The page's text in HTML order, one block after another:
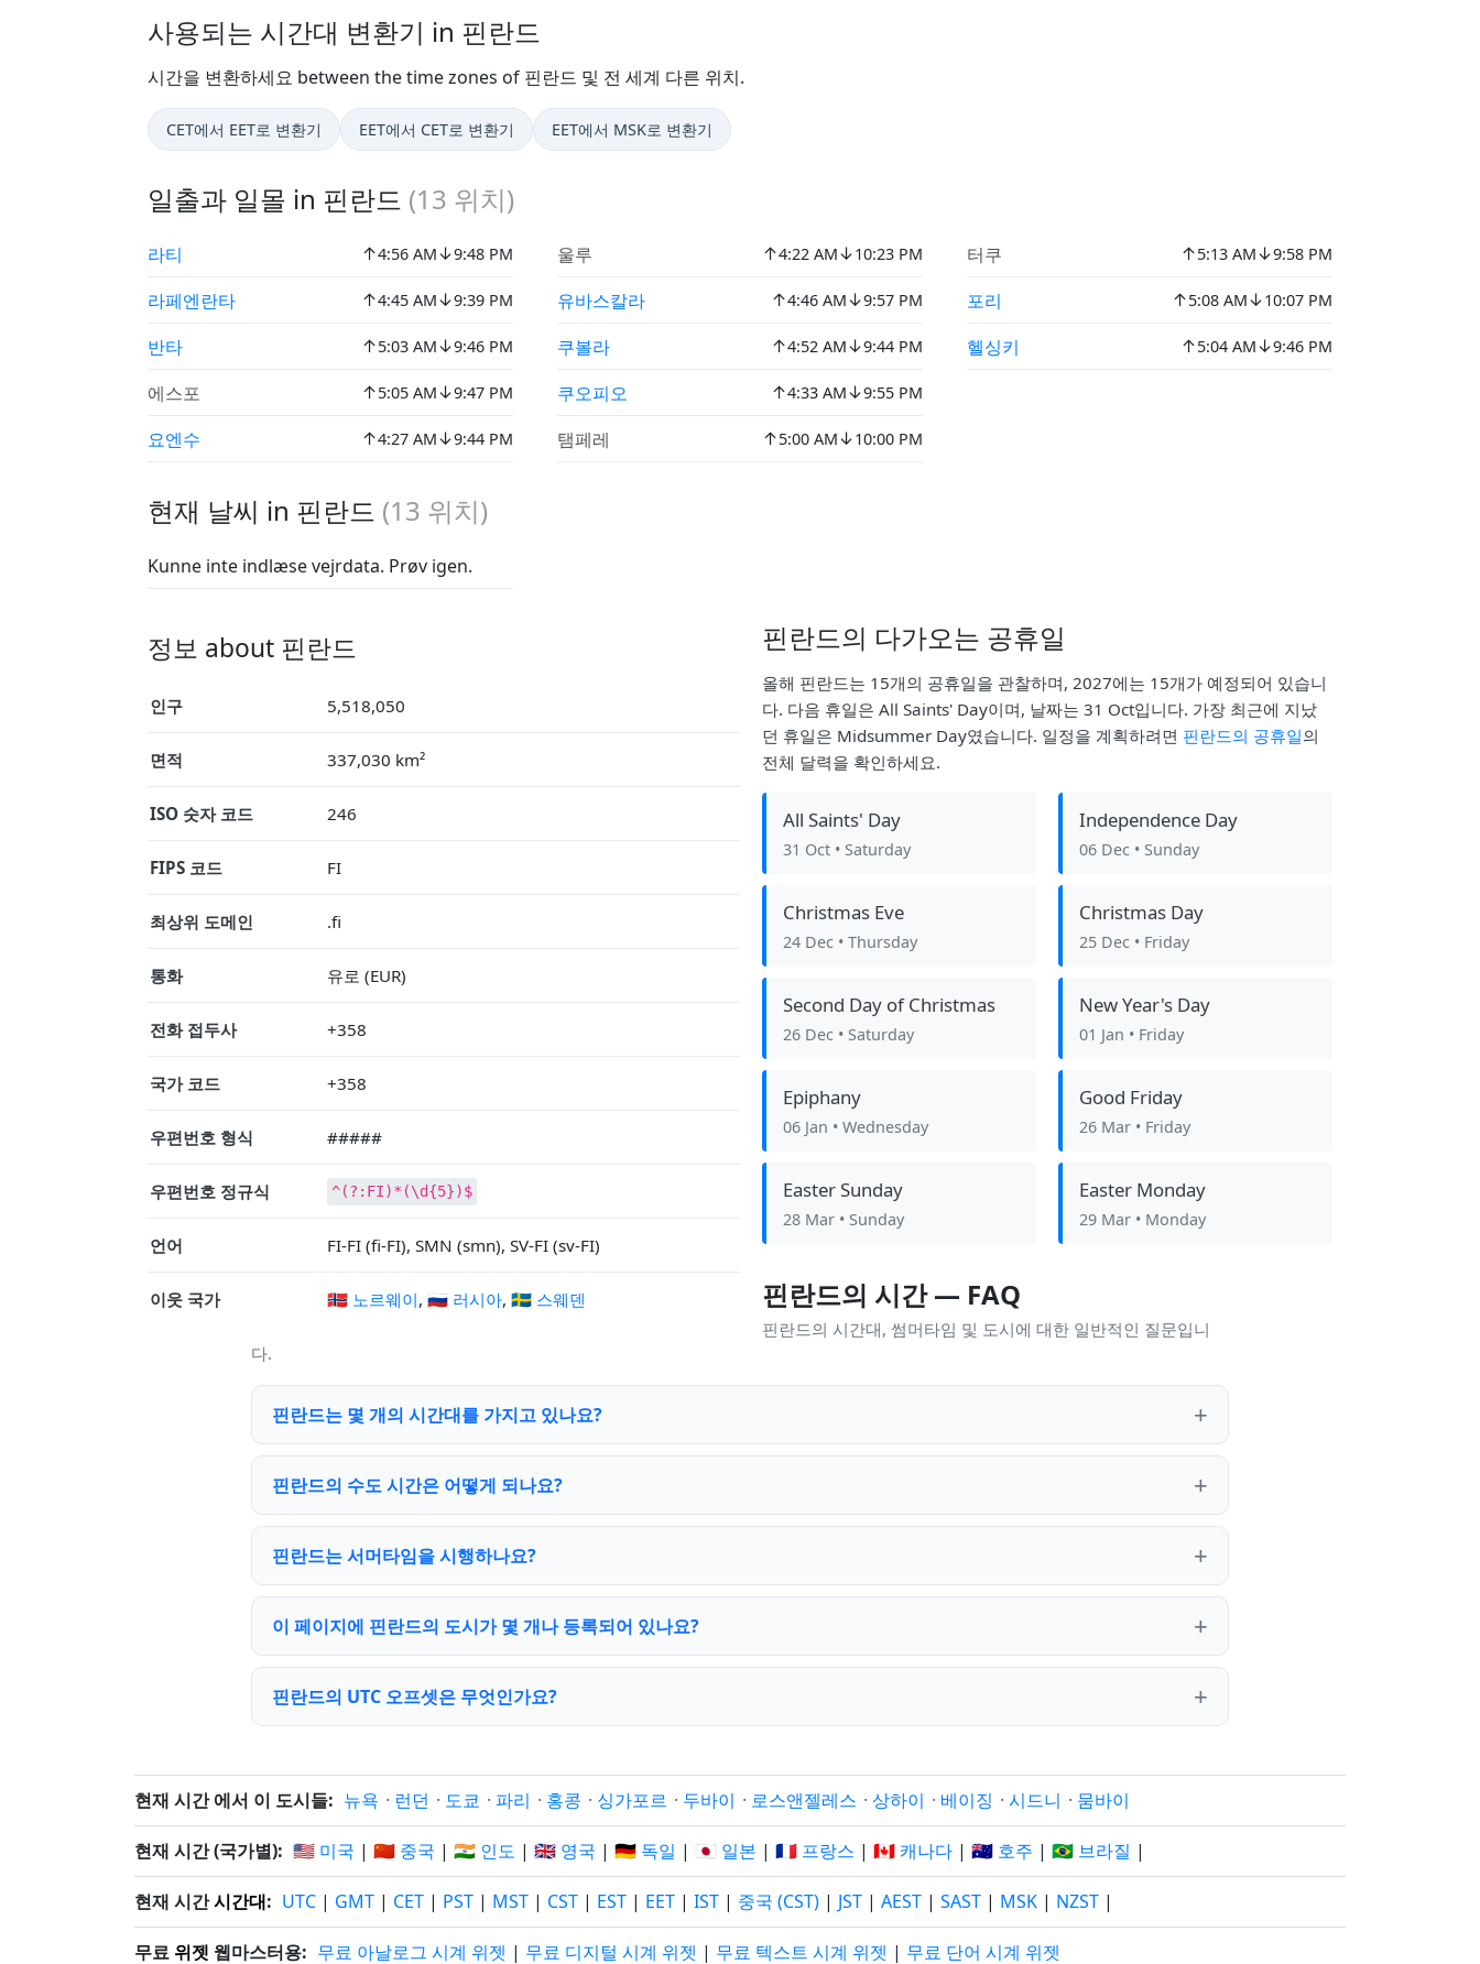
사용되는 시간대 변환기 in 핀란드
시간을 변환하세요 between the time zones of 핀란드 및 전 세계 다른 위치.
CET에서 EET로 변환기 EET에서 CET로 변환기 EET에서 MSK로 변환기
일출과 일몰 in 핀란드 (13 위치)
라티 ↑4:56 AM↓9:48 PM
라페엔란타 ↑4:45 AM↓9:39 PM
반타 ↑5:03 AM↓9:46 PM
에스포 ↑5:05 AM↓9:47 PM
요엔수 ↑4:27 AM↓9:44 PM
울루 ↑4:22 AM↓10:23 PM
유바스칼라 ↑4:46 AM↓9:57 PM
쿠볼라 ↑4:52 AM↓9:44 PM
쿠오피오 ↑4:33 AM↓9:55 PM
탬페레 ↑5:00 AM↓10:00 PM
터쿠 ↑5:13 AM↓9:58 PM
포리 ↑5:08 AM↓10:07 PM
헬싱키 ↑5:04 AM↓9:46 PM
현재 날씨 in 핀란드 (13 위치)
Kunne inte indlæse vejrdata. Prøv igen.
정보 about 핀란드
인구 5,518,050
면적 337,030 km²
ISO 숫자 코드 246
FIPS 코드 FI
최상위 도메인 .fi
통화 유로 (EUR)
전화 접두사 +358
국가 코드 +358
우편번호 형식 #####
우편번호 정규식 ^(?:FI)*(\d{5})$
언어 FI-FI (fi-FI), SMN (smn), SV-FI (sv-FI)
이웃 국가 🇳🇴 노르웨이, 🇷🇺 러시아, 🇸🇪 스웨덴
핀란드의 다가오는 공휴일
올해 핀란드는 15개의 공휴일을 관찰하며, 2027에는 15개가 예정되어 있습니
다. 다음 휴일은 All Saints' Day이며, 날짜는 31 Oct입니다. 가장 최근에 지났
던 휴일은 Midsummer Day였습니다. 일정을 계획하려면 핀란드의 공휴일의
전체 달력을 확인하세요.
All Saints' Day
31 Oct • Saturday
Independence Day
06 Dec • Sunday
Christmas Eve
24 Dec • Thursday
Christmas Day
25 Dec • Friday
Second Day of Christmas
26 Dec • Saturday
New Year's Day
01 Jan • Friday
Epiphany
06 Jan • Wednesday
Good Friday
26 Mar • Friday
Easter Sunday
28 Mar • Sunday
Easter Monday
29 Mar • Monday
핀란드의 시간 — FAQ
핀란드의 시간대, 썸머타임 및 도시에 대한 일반적인 질문입니
다.
핀란드는 몇 개의 시간대를 가지고 있나요?
핀란드의 수도 시간은 어떻게 되나요?
핀란드는 서머타임을 시행하나요?
이 페이지에 핀란드의 도시가 몇 개나 등록되어 있나요?
핀란드의 UTC 오프셋은 무엇인가요?
현재 시간 에서 이 도시들: 뉴욕 · 런던 · 도쿄 · 파리 · 홍콩 · 싱가포르 · 두바이 · 로스앤젤레스 · 상하이 · 베이징 · 시드니 · 뭄바이
현재 시간 (국가별): 🇺🇸 미국 | 🇨🇳 중국 | 🇮🇳 인도 | 🇬🇧 영국 | 🇩🇪 독일 | 🇯🇵 일본 | 🇫🇷 프랑스 | 🇨🇦 캐나다 | 🇦🇺 호주 | 🇧🇷 브라질 |
현재 시간시간대: UTC | GMT | CET | PST | MST | CST | EST | EET | IST | 중국 (CST) | JST | AEST | SAST | MSK | NZST |
무료 위젯 웹마스터용: 무료 아날로그 시계 위젯 | 무료 디지털 시계 위젯 | 무료 텍스트 시계 위젯 | 무료 단어 시계 위젯